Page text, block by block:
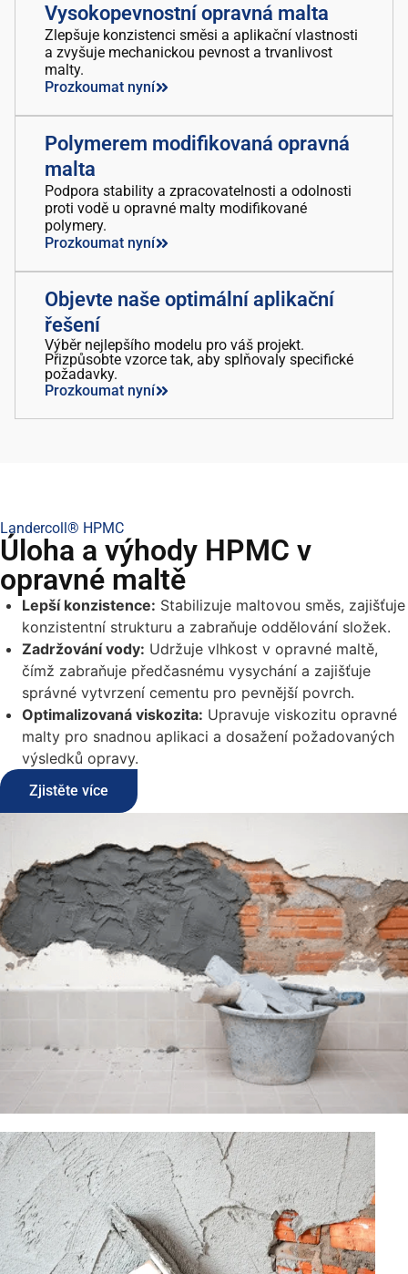
Vysokopevnostní opravná malta
Zlepšuje konzistenci směsi a aplikační vlastnosti
a zvyšuje mechanickou pevnost a trvanlivost
malty.
Prozkoumat nyní
Polymerem modifikovaná opravná
malta
Podpora stability a zpracovatelnosti a odolnosti
proti vodě u opravné malty modifikované
polymery.
Prozkoumat nyní
Objevte naše optimální aplikační
řešení
Výběr nejlepšího modelu pro váš projekt.
Přizpůsobte vzorce tak, aby splňovaly specifické
požadavky.
Prozkoumat nyní
Landercoll® HPMC
Úloha a výhody HPMC v
opravné maltě
Lepší konzistence: Stabilizuje maltovou směs, zajišťuje
konzistentní strukturu a zabraňuje oddělování složek.
Zadržování vody: Udržuje vlhkost v opravné maltě,
čímž zabraňuje předčasnému vysychání a zajišťuje
správné vytvrzení cementu pro pevnější povrch.
Optimalizovaná viskozita: Upravuje viskozitu opravné
malty pro snadnou aplikaci a dosažení požadovaných
výsledků opravy.
Zjistěte více